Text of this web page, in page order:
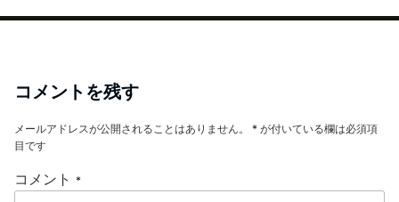
コメントを残す
メールアドレスが公開されることはありません。 * が付いている欄は必須項
目です
コメント *